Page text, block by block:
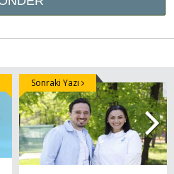
Sonraki Yazı